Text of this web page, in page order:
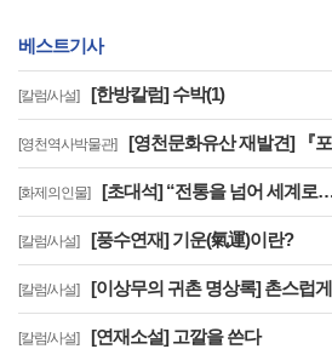
베스트기사
[칼럼/사설] [한방칼럼] 수박(1)
[영천역사박물관] [영천문화유산 재발견] 『포은선생속집圃隱先
[화제의인물] [초대석] “전통을 넘어 세계로… K-공예를 대한민
[칼럼/사설] [풍수연재] 기운(氣運)이란?
[칼럼/사설] [이상무의 귀촌 명상록] 촌스럽
[칼럼/사설] [연재소설] 고깔을 쓴다